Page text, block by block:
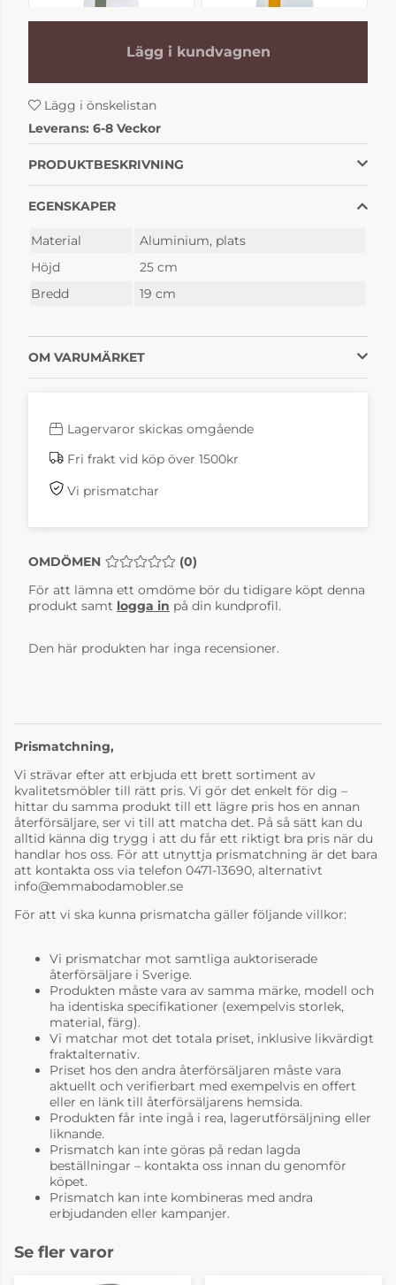
Balad Cactus
1 025 kr
Balad Nutmeg Balad Red Ochre
Lägg i kundvagnen
Lägg i önskelistan
Leverans: 6-8 Veckor
PRODUKTBESKRIVNING
EGENSKAPER
Material
Aluminium, plats
Höjd
25 cm
Bredd
19 cm
OM VARUMÄRKET
Lagervaror skickas omgående
Fri frakt vid köp över 1500kr
Vi prismatchar
OMDÖMEN MEDELBETYG 0 AV 5 ANTAL BETYG 0
(0)
För att lämna ett omdöme bör du tidigare köpt denna
produkt samt logga in på din kundprofil.
Den här produkten har inga recensioner.
Prismatchning,
Vi strävar efter att erbjuda ett brett sortiment av
kvalitetsmöbler till rätt pris. Vi gör det enkelt för dig –
hittar du samma produkt till ett lägre pris hos en annan
återförsäljare, ser vi till att matcha det. På så sätt kan du
alltid känna dig trygg i att du får ett riktigt bra pris när du
handlar hos oss. För att utnyttja prismatchning är det bara
att kontakta oss via telefon 0471-13690, alternativt
info@emmabodamobler.se
För att vi ska kunna prismatcha gäller följande villkor:
Vi prismatchar mot samtliga auktoriserade
återförsäljare i Sverige.
Produkten måste vara av samma märke, modell och
ha identiska specifikationer (exempelvis storlek,
material, färg).
Vi matchar mot det totala priset, inklusive likvärdigt
fraktalternativ.
Priset hos den andra återförsäljaren måste vara
aktuellt och verifierbart med exempelvis en offert
eller en länk till återförsäljarens hemsida.
Produkten får inte ingå i rea, lagerutförsäljning eller
liknande.
Prismatch kan inte göras på redan lagda
beställningar – kontakta oss innan du genomför
köpet.
Prismatch kan inte kombineras med andra
erbjudanden eller kampanjer.
Se fler varor